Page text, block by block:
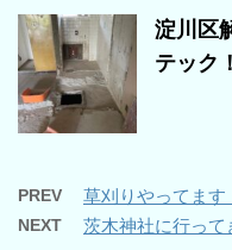
淀川区
テック！
PREV 草刈りやってます
NEXT 茨木神社に行って